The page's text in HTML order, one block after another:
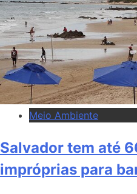
Meio Ambiente
Salvador tem até
impróprias para